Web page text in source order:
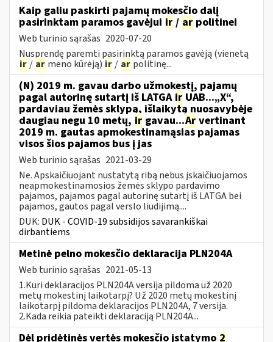
Kaip galiu paskirti pajamų mokesčio dalį
pasirinktam paramos gavėjui ir / ar politinei
Web turinio sąrašas 2020-07-20
Nusprendę paremti pasirinktą paramos gavėją (vienetą
ir / ar meno kūrėją) ir / ar politinę...
(N) 2019 m. gavau darbo užmokestį, pajamų
pagal autorinę sutartį iš LATGA ir UAB...„X“,
pardaviau žemės sklypą, išlaikytą nuosavybėje
daugiau negu 10 metų, ir gavau...Ar vertinant
2019 m. gautas apmokestinamąsias pajamas
visos šios pajamos bus į jas
Web turinio sąrašas 2021-03-29
Ne. Apskaičiuojant nustatytą ribą nebus įskaičiuojamos
neapmokestinamosios žemės sklypo pardavimo
pajamos, pajamos pagal autorinę sutartį iš LATGA bei
pajamos, gautos pagal verslo liudijimą....
DUK: DUK - COVID-19 subsidijos savarankiškai
dirbantiems
Metinė pelno mokesčio deklaracija PLN204A
Web turinio sąrašas 2021-05-13
1.Kuri deklaracijos PLN204A versija pildoma už 2020
metų mokestinį laikotarpį? Už 2020 metų mokestinį
laikotarpį pildoma deklaracijos PLN204A, 7 versija.
2.Kada reikia pateikti deklaraciją PLN204A...
Dėl pridėtinės vertės mokesčio įstatymo 2